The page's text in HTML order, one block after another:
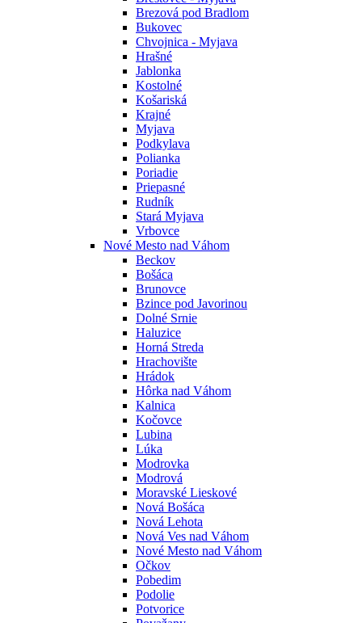
Brezová pod Bradlom
Bukovec
Chvojnica - Myjava
Hrašné
Jablonka
Kostolné
Košariská
Krajné
Myjava
Podkylava
Polianka
Poriadie
Priepasné
Rudník
Stará Myjava
Vrbovce
Nové Mesto nad Váhom
Beckov
Bošáca
Brunovce
Bzince pod Javorinou
Dolné Srnie
Haluzice
Horná Streda
Hrachovište
Hrádok
Hôrka nad Váhom
Kalnica
Kočovce
Lubina
Lúka
Modrovka
Modrová
Moravské Lieskové
Nová Bošáca
Nová Lehota
Nová Ves nad Váhom
Nové Mesto nad Váhom
Očkov
Pobedim
Podolie
Potvorice